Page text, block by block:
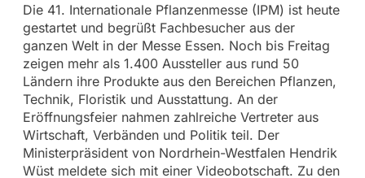
Die 41. Internationale Pflanzenmesse (IPM) ist heute
gestartet und begrüßt Fachbesucher aus der
ganzen Welt in der Messe Essen. Noch bis Freitag
zeigen mehr als 1.400 Aussteller aus rund 50
Ländern ihre Produkte aus den Bereichen Pflanzen,
Technik, Floristik und Ausstattung. An der
Eröffnungsfeier nahmen zahlreiche Vertreter aus
Wirtschaft, Verbänden und Politik teil. Der
Ministerpräsident von Nordrhein-Westfalen Hendrik
Wüst meldete sich mit einer Videobotschaft. Zu den